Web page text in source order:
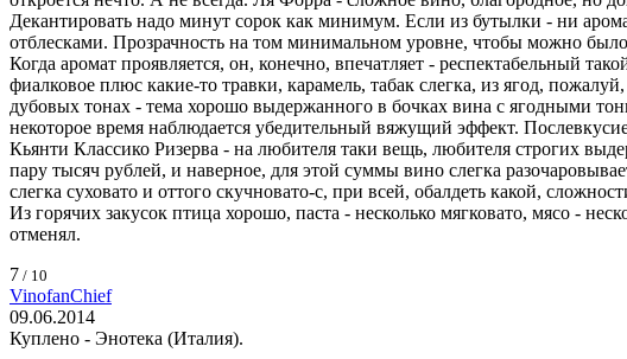
Декантировать надо минут сорок как минимум. Если из бутылки - ни
отблесками. Прозрачность на том минимальном уровне, чтобы можно
Когда аромат проявляется, он, конечно, впечатляет - респектабельный
фиалковое плюс какие-то травки, карамель, табак слегка, из ягод,
дубовых тонах - тема хорошо выдержанного в бочках вина с ягодными
некоторое время наблюдается убедительный вяжущий эффект.
Кьянти Классико Ризерва - на любителя таки вещь, любителя строгих
пару тысяч рублей, и наверное, для этой суммы вино слегка
слегка суховато и оттого скучновато-с, при всей, обалдеть какой,
Из горячих закусок птица хорошо, паста - несколько мягковато, мясо -
отменял.
7 / 10
VinofanChief
09.06.2014
Куплено - Энотека (Италия).